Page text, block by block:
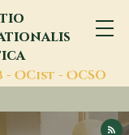
- OCist - OCSO